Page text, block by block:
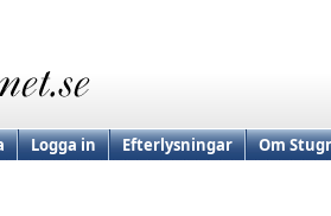
Logga in Efterlysningar Om